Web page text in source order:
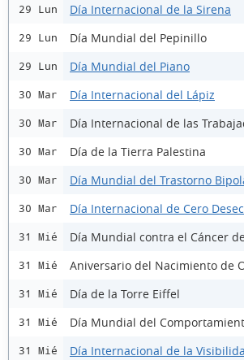
29 Lun Día Internacional de la Sirena
29 Lun Día Mundial del Pepinillo
29 Lun Día Mundial del Piano
30 Mar Día Internacional del Lápiz
30 Mar Día Internacional de las
30 Mar Día de la Tierra Palestina
30 Mar Día Mundial del Trastorno
30 Mar Día Internacional de Cero
31 Mié Día Mundial contra el Cáncer
31 Mié Aniversario del Nacimiento de
31 Mié Día de la Torre Eiffel
31 Mié Día Mundial del
31 Mié Día Internacional de la